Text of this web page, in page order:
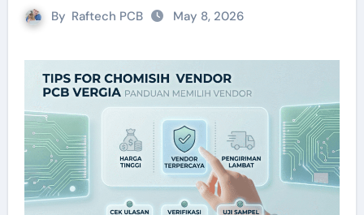
By Raftech PCB May 8, 2026